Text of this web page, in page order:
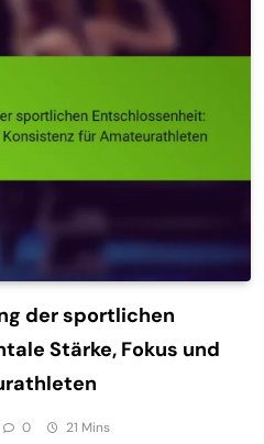
der sportlichen
Stärke, Fokus und
0 21 Mins